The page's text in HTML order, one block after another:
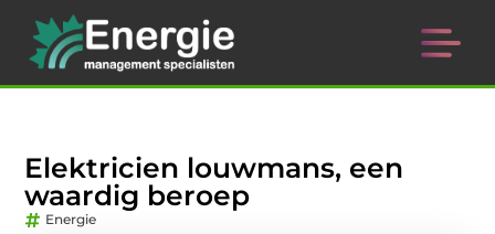
Elektricien louwmans, een
waardig beroep
Energie